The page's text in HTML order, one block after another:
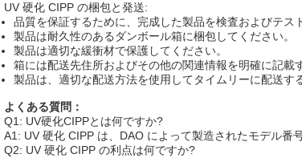
UV 硬化 CIPP の梱包と発送:
品質を保証するために、完成した製品を検査およびテス
製品は耐久性のあるダンボール箱に梱包してください。
製品は適切な緩衝材で保護してください。
箱には配送先住所およびその他の関連情報を明確に記載
製品は、適切な配送方法を使用してタイムリーに配送す
よくある質問：
Q1: UV硬化CIPPとは何ですか?
A1: UV 硬化 CIPP は、DAO によって製造されたモデル番
Q2: UV 硬化 CIPP の利点は何ですか?